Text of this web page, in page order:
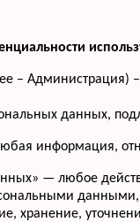
– Администрация)
данных,
информация,
— любое
хранение,